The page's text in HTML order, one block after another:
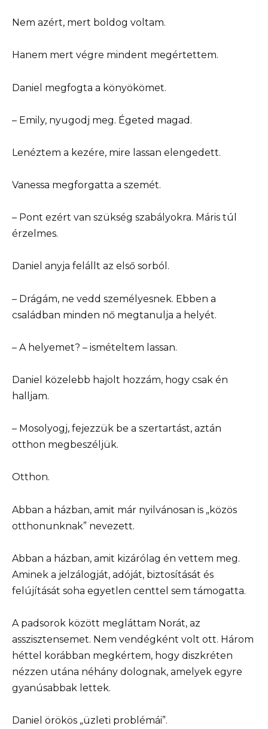
Nem azért, mert boldog voltam.
Hanem mert végre mindent megértettem.
Daniel megfogta a könyökömet.
– Emily, nyugodj meg. Égeted magad.
Lenéztem a kezére, mire lassan elengedett.
Vanessa megforgatta a szemét.
– Pont ezért van szükség szabályokra. Máris túl
érzelmes.
Daniel anyja felállt az első sorból.
– Drágám, ne vedd személyesnek. Ebben a
családban minden nő megtanulja a helyét.
– A helyemet? – ismételtem lassan.
Daniel közelebb hajolt hozzám, hogy csak én
halljam.
– Mosolyogj, fejezzük be a szertartást, aztán
otthon megbeszéljük.
Otthon.
Abban a házban, amit már nyilvánosan is „közös
otthonunknak” nevezett.
Abban a házban, amit kizárólag én vettem meg.
Aminek a jelzálogját, adóját, biztosítását és
felújítását soha egyetlen centtel sem támogatta.
A padsorok között megláttam Norát, az
asszisztensemet. Nem vendégként volt ott. Három
héttel korábban megkértem, hogy diszkréten
nézzen utána néhány dolognak, amelyek egyre
gyanúsabbak lettek.
Daniel örökös „üzleti problémái”.